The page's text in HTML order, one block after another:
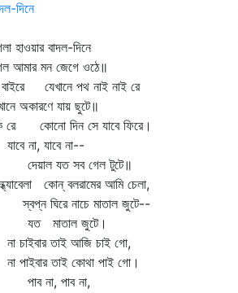
দিনে
বাদল-দিনে
মন জেগে ওঠে॥
বাইরে যেখানে পথ নাই নাই রে
যায় ছুটে॥
রে কোনো দিন সে যাবে ফিরে।
যাবে না--
সব গেল টুটে॥
কোন্‌ বলরামের আমি চেলা,
ঘিরে নাচে মাতাল জুটে--
জুটে।
তাই আজি চাই গো,
তাই কোথা পাই গো।
পাব না,